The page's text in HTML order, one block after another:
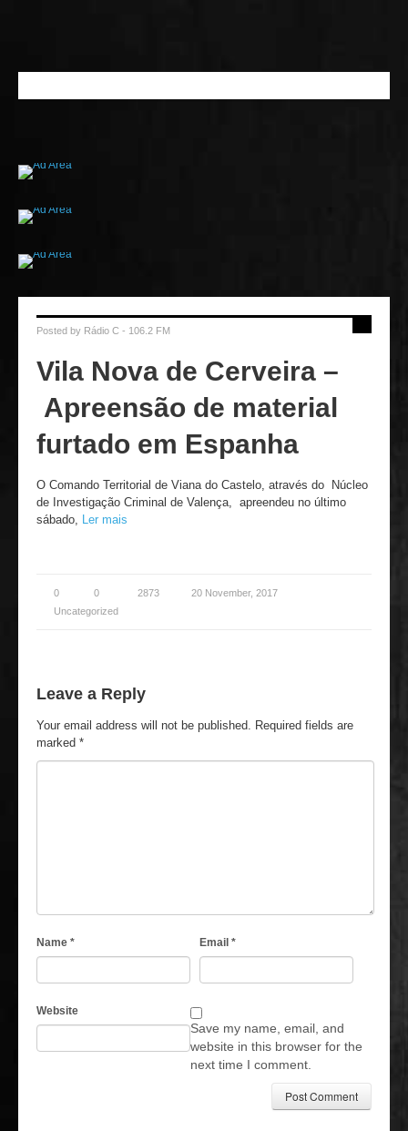
Posted by Rádio C - 106.2 FM
Vila Nova de Cerveira –
Apreensão de material
furtado em Espanha
O Comando Territorial de Viana do Castelo, através do Núcleo
de Investigação Criminal de Valença, apreendeu no último
sábado, Ler mais
0 0 2873
20 November, 2017
Uncategorized
Leave a Reply
Your email address will not be published. Required fields are
marked *
Name * Email *
Website
Save my name, email, and
website in this browser for the
next time I comment.